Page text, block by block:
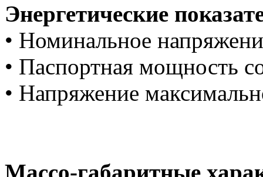
Энергетические
• Номинальное
• Паспортная мощность
• Напряжение
Массо-габаритные